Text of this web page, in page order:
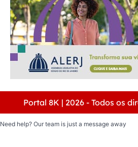
Portal 8K | 2026 - Todos os
Need help? Our team is just a message away